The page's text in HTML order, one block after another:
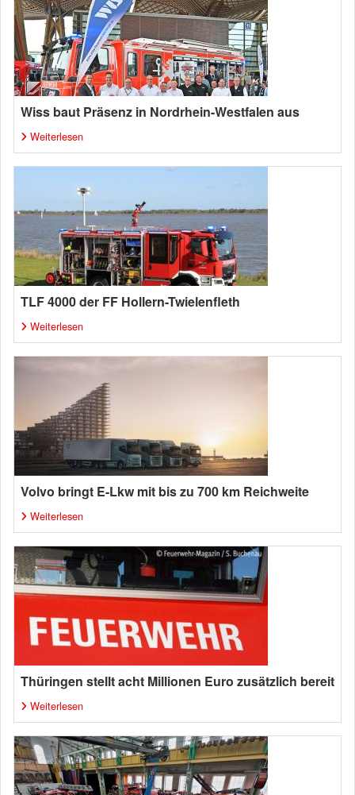
Wiss baut Präsenz in Nordrhein-Westfalen aus
Weiterlesen
TLF 4000 der FF Hollern-Twielenfleth
Weiterlesen
Volvo bringt E-Lkw mit bis zu 700 km Reichweite
Weiterlesen
Thüringen stellt acht Millionen Euro zusätzlich bereit
Weiterlesen